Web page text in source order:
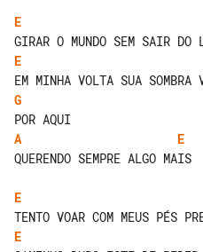
E
E
G
A
E
QUERENDO SEMPRE ALGO MAIS
E
E